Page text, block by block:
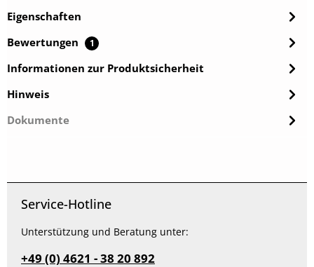
Eigenschaften
Bewertungen
1
Informationen zur Produktsicherheit
Hinweis
Dokumente
Service-Hotline
Unterstützung und Beratung unter:
+49 (0) 4621 - 38 20 892